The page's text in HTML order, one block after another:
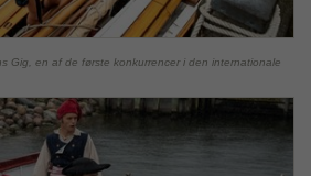
Gig, en af de første konkurrencer i den internationale